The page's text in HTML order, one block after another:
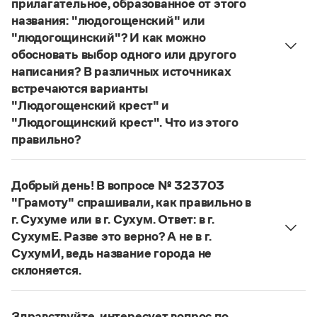
Словари русского языка как государственного
Справочники
Правила русской орфографии и пунктуации
Русский язык. Краткий теоретический курс
для школьников
Письмовник
Справочник по фразеологии
Азбучные истины
Словарь-справочник непростые слова
Все справочники портала
Новости и события
Управление в русском языке
Словарь русских имён
Словарь методических терминов
Правила русской орфографии и пунктуации
(1956)
прилагательное, образованное от этого
названия: "людогощенский" или
"людогощинский"? И как можно
обосновать выбор одного или другого
написания? В различных источниках
встречаются варианты
"Людогощенский крест" и
"Людогощинский крест". Что из этого
правильно?
Есть орфографическое правило:
географических названий на -а(-я), пишется
суффикс -
инск-. Правильно:Людогоща—
людогощинский . Ср.:Балашиха —балашихинский
Ельня— ельнинский,Истра— истринский
Находка—находкинский ,Охта—
Ялта—ялтинский
Добрый день! В вопросе № 323703
"Грамоту" спрашивали, как правильно в
г. Сухуме или в г. Сухум. Ответ: в г.
СухумЕ. Разве это верно? А не в г.
СухумИ, ведь название города не
склоняется.
Если название используется в формеСухум, оно